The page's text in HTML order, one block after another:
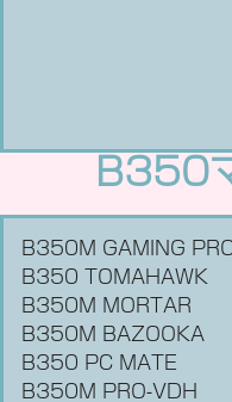
B350
B350M GAMING
B350 TOMAHAWK
B350M MORTAR
B350M BAZOOKA
B350 PC MATE
B350M PRO-VDH